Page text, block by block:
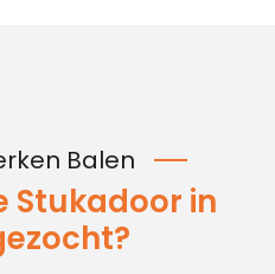
Balen
Stukadoor in